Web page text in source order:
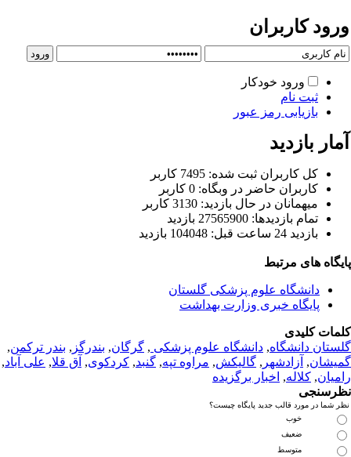
کاربران
ورود خودکار
ثبت نام
بازیابی رمز عبور
بازدید
كل کاربران ثبت شده: 7495 کاربر
کاربران حاضر در وبگاه: 0 کاربر
ميهمانان در حال بازديد: 3130 کاربر
تمام بازديد‌ها: 27565900 بازدید
بازديد 24 ساعت قبل: 104048 بازدید
های مرتبط
دانشگاه علوم پزشکی گلستان
پایگاه خبری وزارت بهداشت
کلیدی
دانشگاه,دانشگاه علوم پزشکی , گرگان,بندرگز, بندر ترکمن,
,آزادشهر, گالیکش, مراوه تپه,گنبد,کردکوی,آق قلا,علی آباد,
,کلاله,اخبار برگزیده
شما در مورد قالب جدید پایگاه چیست؟
خوب
ضعیف
متوسط